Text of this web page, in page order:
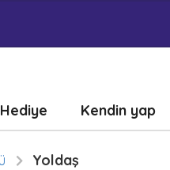
Hediye Kendin yap
Yoldaş